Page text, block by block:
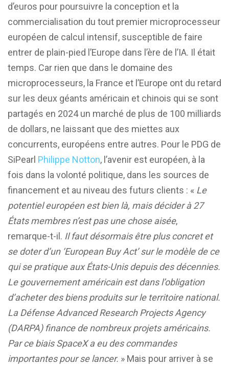
d’euros pour poursuivre la conception et la
commercialisation du tout premier microprocesseur
européen de calcul intensif, susceptible de faire
entrer de plain-pied l’Europe dans l’ère de l’IA. Il était
temps. Car rien que dans le domaine des
microprocesseurs, la France et l’Europe ont du retard
sur les deux géants américain et chinois qui se sont
partagés en 2024 un marché de plus de 100 milliards
de dollars, ne laissant que des miettes aux
concurrents, européens entre autres. Pour le PDG de
SiPearl Philippe Notton, l’avenir est européen, à la
fois dans la volonté politique, dans les sources de
financement et au niveau des futurs clients : « Le
potentiel européen est bien là, mais décider à 27
États membres n’est pas une chose aisée,
remarque-t-il. Il faut désormais être plus concret et
se doter d’un ‘European Buy Act’ sur le modèle de ce
qui se pratique aux États-Unis depuis des décennies.
Le gouvernement américain est dans l’obligation
d’acheter des biens produits sur le territoire national.
La Défense Advanced Research Projects Agency
(DARPA) finance de nombreux projets américains.
Par ce biais SpaceX a eu des commandes
importantes pour se lancer. » Mais pour arriver à se